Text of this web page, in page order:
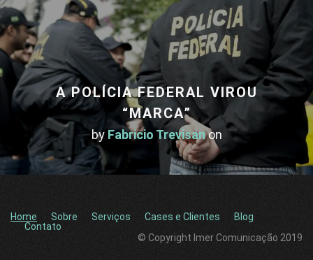
A POLÍCIA FEDERAL VIROU
“MARCA”
by Fabricio Trevisanon
Home Sobre Serviços Cases e Clientes
Blog
Contato
© Copyright Imer Comunicação 2019